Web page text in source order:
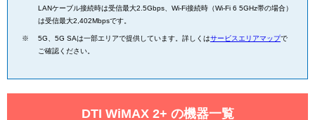
LANケーブル接続時は受信最大2.5Gbps、Wi-Fi接続時（Wi-Fi 6 5GHz帯の場合）
は受信最大2,402Mbpsです。
5G、5G SAは一部エリアで提供しています。詳しくはサービスエリアマップで
ご確認ください。
DTI WiMAX 2+ の機器一覧